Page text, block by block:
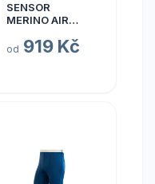
SENSOR
MERINO AIR
bez rukávu
od 919 Kč